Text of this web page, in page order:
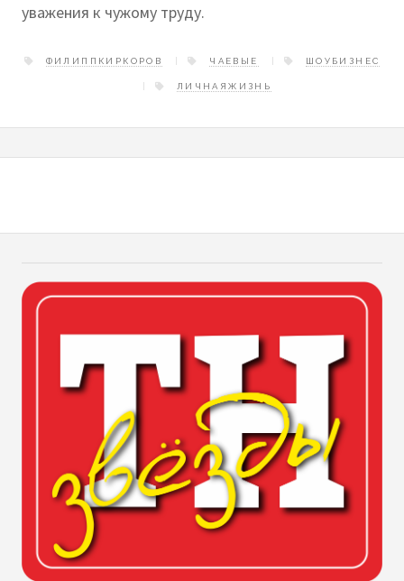
уважения к чужому труду.
ФИЛИППКИРКОРОВ ЧАЕВЫЕ ШОУБИЗНЕС
ЛИЧНАЯЖИЗНЬ